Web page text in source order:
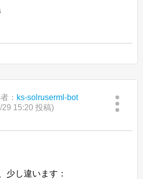
： ks-solruserml-bot
29 15:20 投稿)
少し違います：